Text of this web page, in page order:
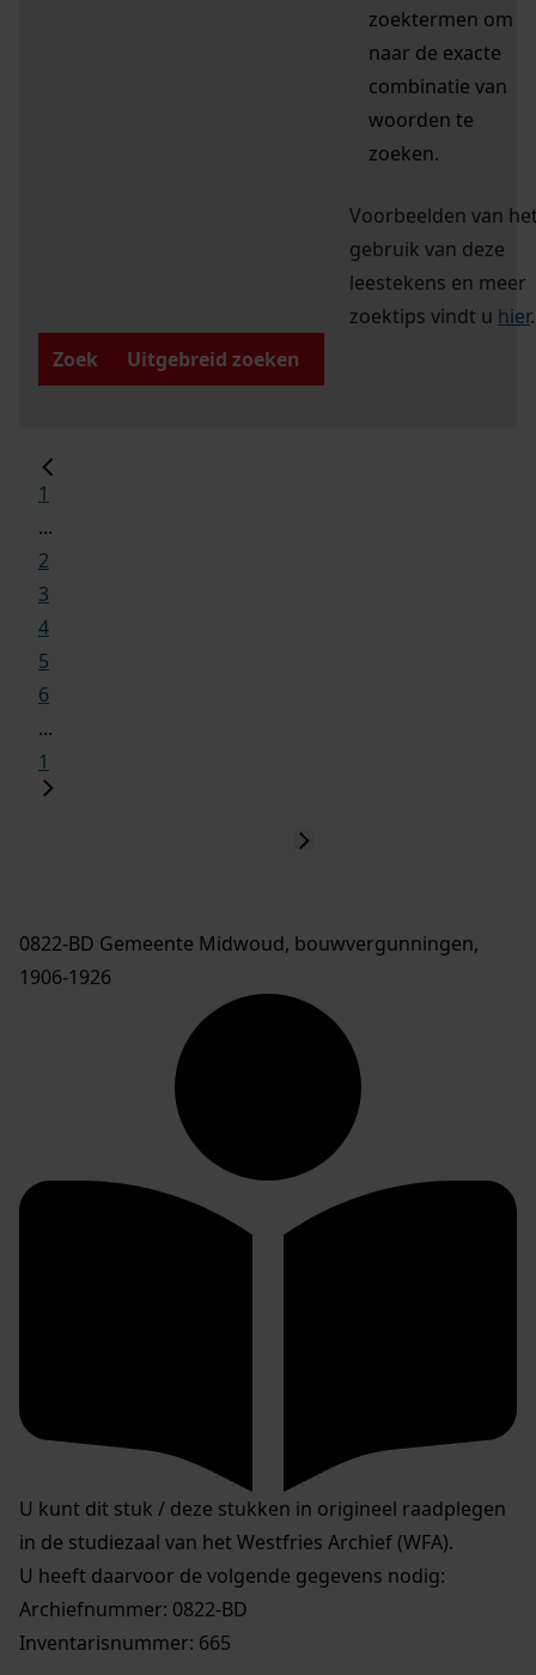
zoektermen om
naar de exacte
combinatie van
woorden te
zoeken.
Voorbeelden van
gebruik van deze
leestekens en meer
zoektips vindt u hier.
Zoek
Uitgebreid zoeken
1
...
2
3
4
5
6
...
1
0822-BD Gemeente Midwoud, bouwvergunningen,
1906-1926
U kunt dit stuk / deze stukken in origineel raadplegen
in de studiezaal van het Westfries Archief (WFA).
U heeft daarvoor de volgende gegevens nodig:
Archiefnummer: 0822-BD
Inventarisnummer: 665